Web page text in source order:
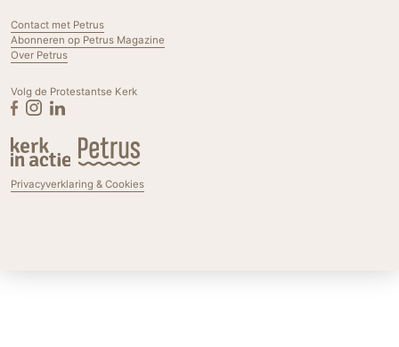
Contact met Petrus
Abonneren op Petrus Magazine
Over Petrus
Volg de Protestantse Kerk
Privacyverklaring & Cookies